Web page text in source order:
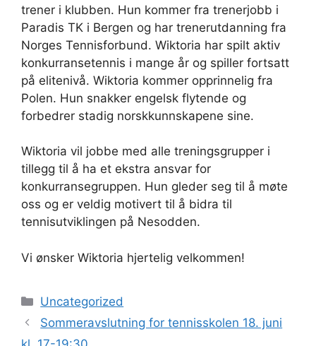
trener i klubben. Hun kommer fra trenerjobb i
Paradis TK i Bergen og har trenerutdanning fra
Norges Tennisforbund. Wiktoria har spilt aktiv
konkurransetennis i mange år og spiller fortsatt
på elitenivå. Wiktoria kommer opprinnelig fra
Polen. Hun snakker engelsk flytende og
forbedrer stadig norskkunnskapene sine.
Wiktoria vil jobbe med alle treningsgrupper i
tillegg til å ha et ekstra ansvar for
konkurransegruppen. Hun gleder seg til å møte
oss og er veldig motivert til å bidra til
tennisutviklingen på Nesodden.
Vi ønsker Wiktoria hjertelig velkommen!
Kategorier
Uncategorized
Sommeravslutning for tennisskolen 18. juni